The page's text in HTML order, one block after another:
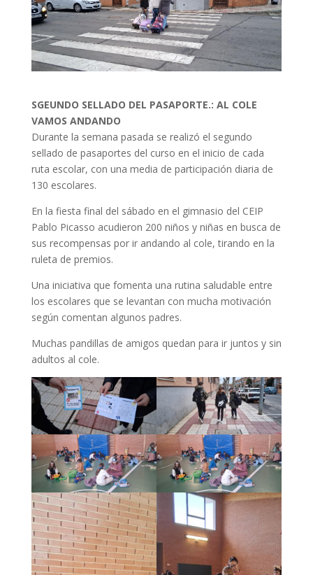
SGEUNDO SELLADO DEL PASAPORTE.: AL COLE
VAMOS ANDANDO
Durante la semana pasada se realizó el segundo
sellado de pasaportes del curso en el inicio de cada
ruta escolar, con una media de participación diaria de
130 escolares.
En la fiesta final del sábado en el gimnasio del CEIP
Pablo Picasso acudieron 200 niños y niñas en busca de
sus recompensas por ir andando al cole, tirando en la
ruleta de premios.
Una iniciativa que fomenta una rutina saludable entre
los escolares que se levantan con mucha motivación
según comentan algunos padres.
Muchas pandillas de amigos quedan para ir juntos y sin
adultos al cole.